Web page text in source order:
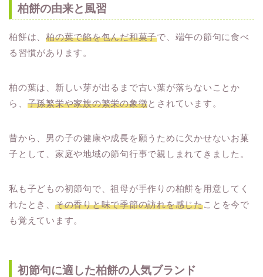
柏餅の由来と風習
柏餅は、柏の葉で餡を包んだ和菓子で、端午の節句に食べ
る習慣があります。
柏の葉は、新しい芽が出るまで古い葉が落ちないことか
ら、 子孫繁栄や家族の繁栄の象徴とされています。
昔から、男の子の健康や成長を願うために欠かせないお菓
子として、家庭や地域の節句行事で親しまれてきました。
私も子どもの初節句で、祖母が手作りの柏餅を用意してく
れたとき、 その香りと味で季節の訪れを感じたことを今で
も覚えています。
初節句に適した柏餅の人気ブランド